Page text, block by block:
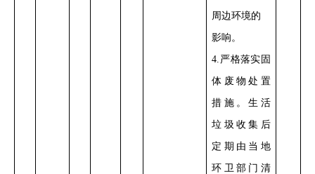
周边环境的
影响。
4. 严格落实 固
体废物处置
措施。生活
垃圾收集后
定期由当地
环卫部门清